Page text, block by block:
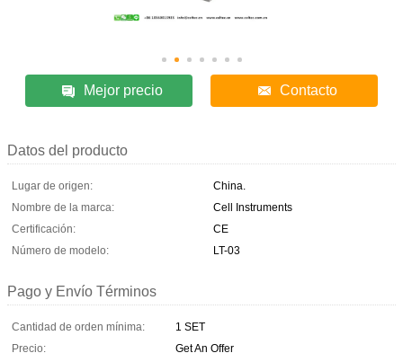
Mejor precio Contacto
Datos del producto
Lugar de origen:
China.
Nombre de la marca:
Cell Instruments
Certificación:
CE
Número de modelo:
LT-03
Pago y Envío Términos
Cantidad de orden mínima:
1 SET
Precio:
Get An Offer